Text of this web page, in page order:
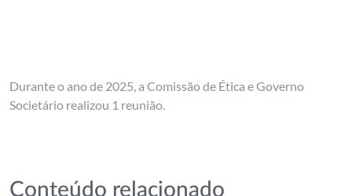
Durante o ano de 2025, a Comissão de Ética e Governo
Societário realizou 1 reunião.
Conteúdo relacionado